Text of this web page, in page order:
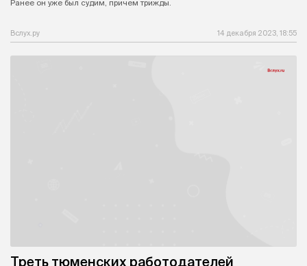
Ранее он уже был судим, причем трижды.
Вслух.ру 14 декабря 2023, 18:55
Треть тюменских работодателей